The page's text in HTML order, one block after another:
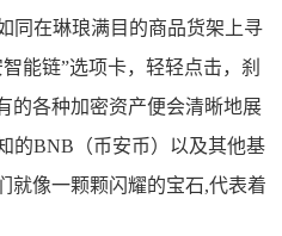
同在琳琅满目的商品货架上寻
能链”选项卡，轻轻点击，刹
的各种加密资产便会清晰地展
的BNB（币安币）以及其他基
就像一颗颗闪耀的宝石,代表着